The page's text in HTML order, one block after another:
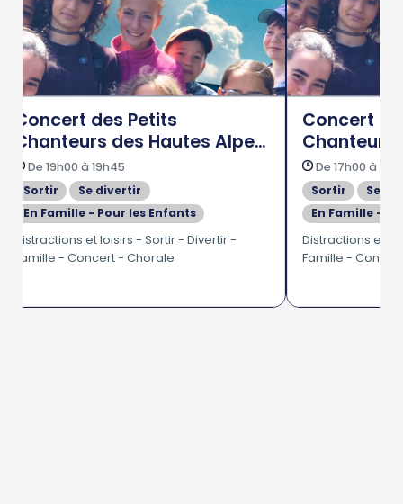
Concert des Petits
Chanteurs des Hautes Alpes
à Gap
De 19h00 à 19h45
Sortir
Se divertir
En Famille - Pour les Enfants
Distractions et loisirs - Sortir - Divertir -
Famille - Concert - Chorale
Concert
Chanteurs
à Chorges
De 17h00 à
Sortir
Se
En Famille -
Distractions et
Famille -